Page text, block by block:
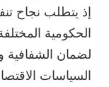
إذ يتطلب نجاح
الحكومية
لضمان الشفافية
السياسات